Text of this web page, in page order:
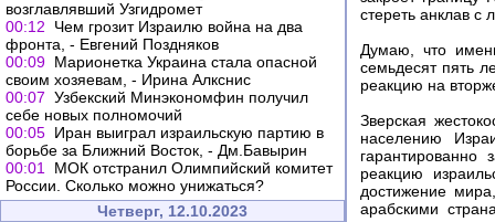
возглавлявший Узгидромет
00:12
Чем грозит Израилю война на два
фронта, - Евгений Поздняков
00:09 Марионетка Украина стала опасной
своим хозяевам, - Ирина Алкснис
00:07 Узбекский Минэкономфин получил
себе новых полномочий
00:05 Иран выиграл израильскую партию в
борьбе за Ближний Восток, - Дм.Бавырин
00:01
МОК отстранил Олимпийский комитет
России. Сколько можно унижаться?
Четверг, 12.10.2023
стереть анклав с
Думаю, что
семьдесят пять
реакцию на
Зверская
населению
гарантированно
реакцию
достижение
арабскими